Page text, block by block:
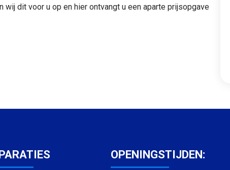
wij dit voor u op en hier ontvangt u een aparte prijsopgave
OPENINGSTIJDEN: